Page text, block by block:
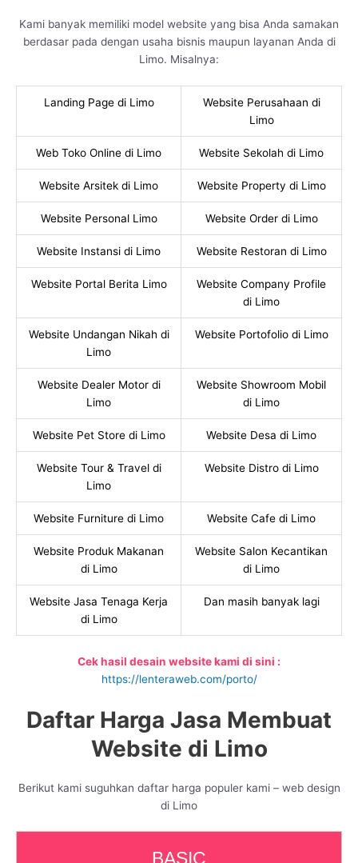
Kami banyak memiliki model website yang bisa Anda samakan
berdasar pada dengan usaha bisnis maupun layanan Anda di
Limo. Misalnya:
Landing Page di Limo
Website Perusahaan di
Limo
Web Toko Online di Limo Website Sekolah di Limo
Website Arsitek di Limo Website Property di Limo
Website Personal Limo Website Order di Limo
Website Instansi di Limo Website Restoran di Limo
Website Portal Berita Limo
Website Company Profile
di Limo
Website Undangan Nikah di
Limo
Website Portofolio di Limo
Website Dealer Motor di
Limo
Website Showroom Mobil
di Limo
Website Pet Store di Limo Website Desa di Limo
Website Tour & Travel di
Limo
Website Distro di Limo
Website Furniture di Limo Website Cafe di Limo
Website Produk Makanan
di Limo
Website Salon Kecantikan
di Limo
Website Jasa Tenaga Kerja
di Limo
Dan masih banyak lagi
Cek hasil desain website kami di sini :
https://lenteraweb.com/porto/
Daftar Harga Jasa Membuat
Website di Limo
Berikut kami suguhkan daftar harga populer kami – web design
di Limo
BASIC